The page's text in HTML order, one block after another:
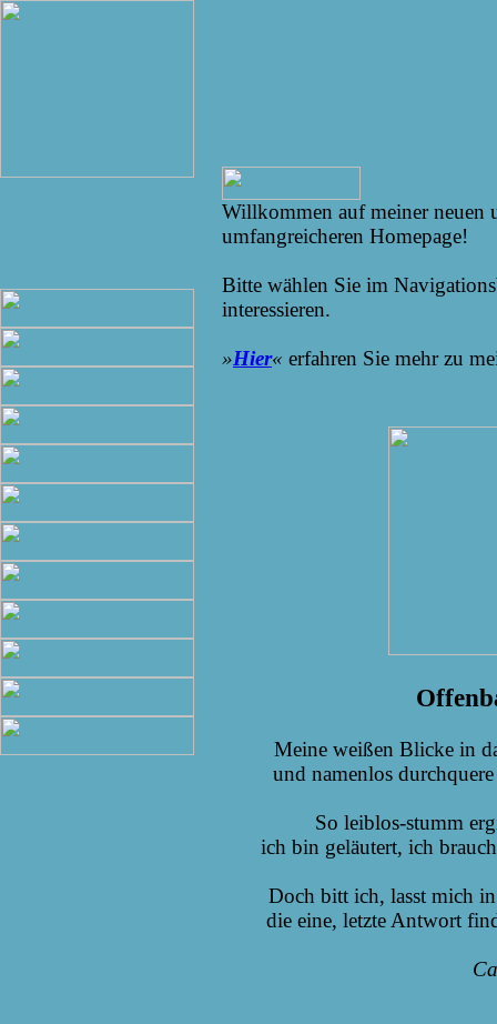
Willkommen auf meiner neuen
umfangreicheren Homepage!
Bitte wählen Sie im
interessieren.
»Hier« erfahren Sie mehr zu
Meine weißen Blicke in
und namenlos
So leiblos-stumm
ich bin geläutert, ich
Doch bitt ich, lasst mich
die eine, letzte Antwort